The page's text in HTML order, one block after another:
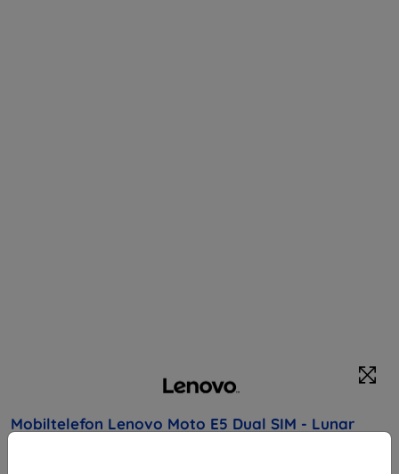
Mobiltelefon Lenovo Moto E5 Dual SIM - Lunar